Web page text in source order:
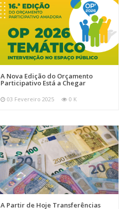
A Nova Edição do Orçamento
Participativo Está a Chegar
03 Fevereiro 2025 0 K
A Partir de Hoje Transferências